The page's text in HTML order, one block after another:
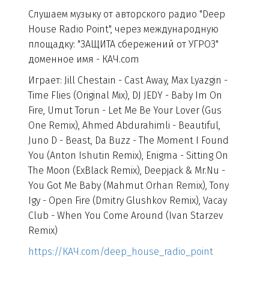
Слушаем музыку от авторского радио "Deep
House Radio Point", через международную
площадку: "ЗАЩИТА сбережений от УГРОЗ"
доменное имя - КАЧ.com
Играет: Jill Chestain - Cast Away, Max Lyazgin -
Time Flies (Original Mix), DJ JEDY - Baby Im On
Fire, Umut Torun - Let Me Be Your Lover (Gus
One Remix), Ahmed Abdurahimli - Beautiful,
Juno D - Beast, Da Buzz - The Moment I Found
You (Anton Ishutin Remix), Enigma - Sitting On
The Moon (ExBlack Remix), Deepjack & Mr.Nu -
You Got Me Baby (Mahmut Orhan Remix), Tony
Igy - Open Fire (Dmitry Glushkov Remix), Vacay
Club - When You Come Around (Ivan Starzev
Remix)
https://КАЧ.com/deep_house_radio_point